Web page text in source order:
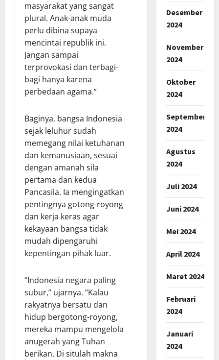
masyarakat yang sangat
plural. Anak-anak muda
perlu dibina supaya
mencintai republik ini.
Jangan sampai
terprovokasi dan terbagi-
bagi hanya karena
perbedaan agama.”
Baginya, bangsa Indonesia
sejak leluhur sudah
memegang nilai ketuhanan
dan kemanusiaan, sesuai
dengan amanah sila
pertama dan kedua
Pancasila. Ia mengingatkan
pentingnya gotong-royong
dan kerja keras agar
kekayaan bangsa tidak
mudah dipengaruhi
kepentingan pihak luar.
“Indonesia negara paling
subur,” ujarnya. “Kalau
rakyatnya bersatu dan
hidup bergotong-royong,
mereka mampu mengelola
anugerah yang Tuhan
berikan. Di situlah makna
Desember
2024
November
2024
Oktober
2024
September
2024
Agustus
2024
Juli 2024
Juni 2024
Mei 2024
April 2024
Maret 2024
Februari
2024
Januari
2024